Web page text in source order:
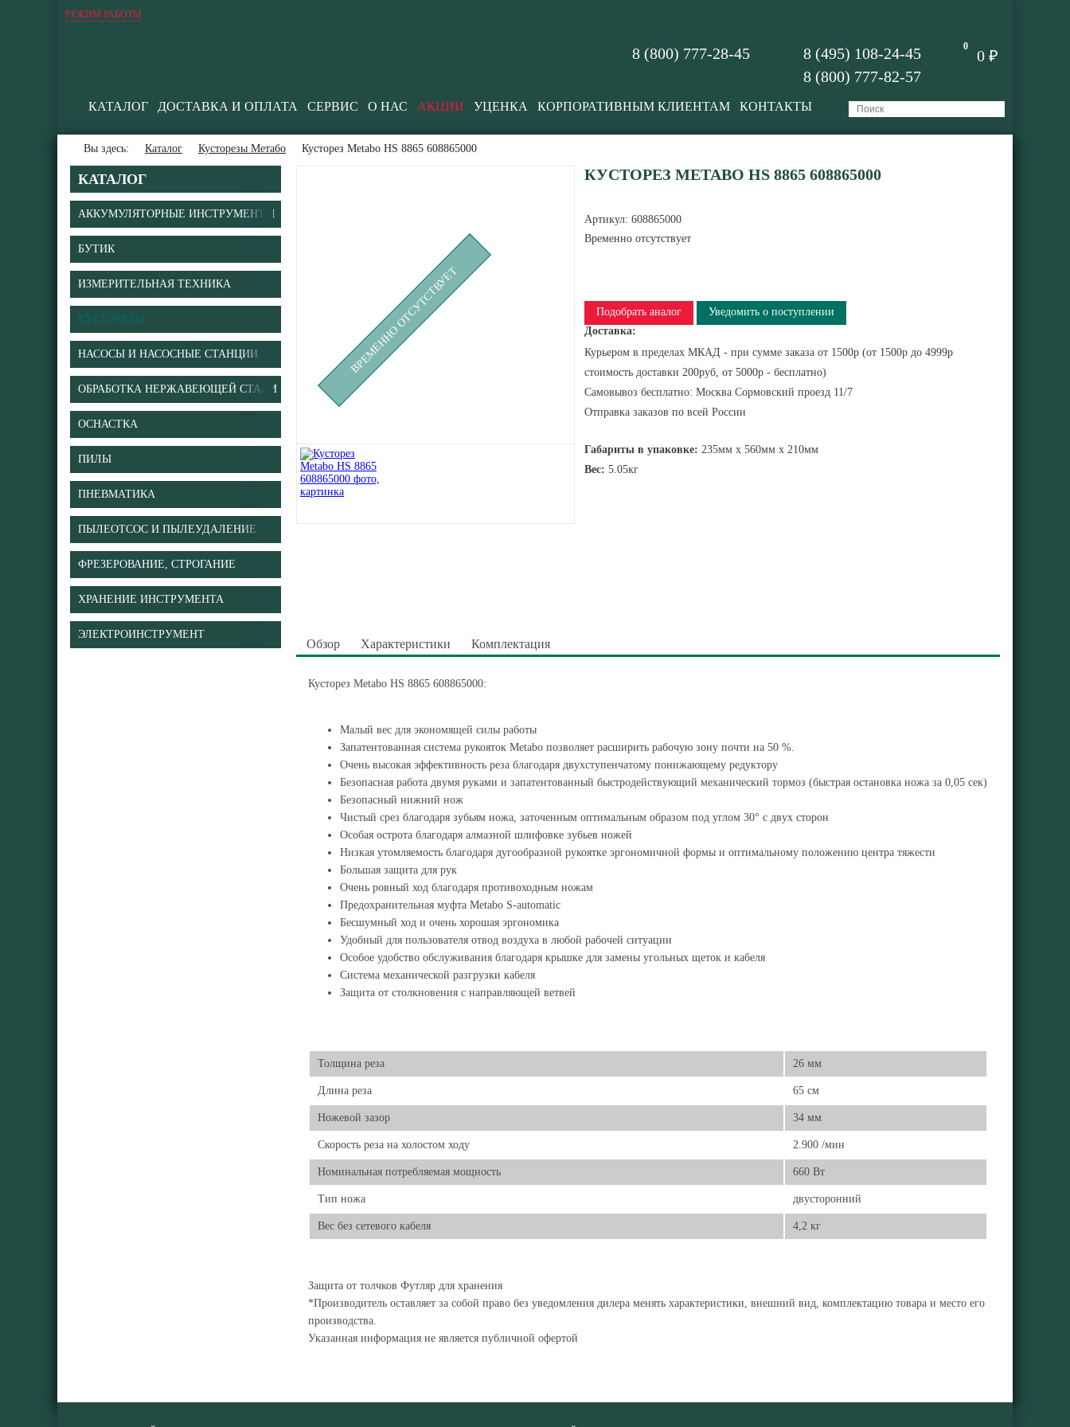
РЕЖИМ РАБОТЫ
0
0 ₽
8 (495) 108-24-45
8 (800) 777-82-57
8 (800) 777-28-45
КАТАЛОГ ДОСТАВКА И ОПЛАТА СЕРВИС О НАС АКЦИИ УЦЕНКА КОРПОРАТИВНЫМ КЛИЕНТАМ КОНТАКТЫ
Вы здесь: Каталог Кусторезы Метабо Кусторез Metabo HS 8865 608865000
КАТАЛОГ
АККУМУЛЯТОРНЫЕ ИНСТРУМЕНТЫ
БУТИК
ИЗМЕРИТЕЛЬНАЯ ТЕХНИКА
КУСТОРЕЗЫ
НАСОСЫ И НАСОСНЫЕ СТАНЦИИ
ОБРАБОТКА НЕРЖАВЕЮЩЕЙ СТАЛИ
ОСНАСТКА
ПИЛЫ
ПНЕВМАТИКА
ПЫЛЕОТСОС И ПЫЛЕУДАЛЕНИЕ
ФРЕЗЕРОВАНИЕ, СТРОГАНИЕ
ХРАНЕНИЕ ИНСТРУМЕНТА
ЭЛЕКТРОИНСТРУМЕНТ
ВРЕМЕННО ОТСУТСТВУЕТ
КУСТОРЕЗ METABO HS 8865 608865000
Артикул: 608865000
Временно отсутствует
Подобрать аналог
Уведомить о поступлении
Доставка:
Курьером в пределах МКАД - при сумме заказа от 1500р (от 1500р до 4999р
стоимость доставки 200руб, от 5000р - бесплатно)
Самовывоз бесплатно: Москва Сормовский проезд 11/7
Отправка заказов по всей России
Габариты в упаковке: 235мм x 560мм x 210мм
Вес: 5.05кг
Обзор Характеристики Комплектация
Кусторез Metabo HS 8865 608865000:
Малый вес для экономящей силы работы
Запатентованная система рукояток Metabo позволяет расширить рабочую зону почти на 50 %.
Очень высокая эффективность реза благодаря двухступенчатому понижающему редуктору
Безопасная работа двумя руками и запатентованный быстродействующий механический тормоз (быстрая остановка ножа за 0,05 сек)
Безопасный нижний нож
Чистый срез благодаря зубьям ножа, заточенным оптимальным образом под углом 30° с двух сторон
Особая острота благодаря алмазной шлифовке зубьев ножей
Низкая утомляемость благодаря дугообразной рукоятке эргономичной формы и оптимальному положению центра тяжести
Большая защита для рук
Очень ровный ход благодаря противоходным ножам
Предохранительная муфта Metabo S-automatic
Бесшумный ход и очень хорошая эргономика
Удобный для пользователя отвод воздуха в любой рабочей ситуации
Особое удобство обслуживания благодаря крышке для замены угольных щеток и кабеля
Система механической разгрузки кабеля
Защита от столкновения с направляющей ветвей
Толщина реза 26 мм
Длина реза 65 см
Ножевой зазор 34 мм
Скорость реза на холостом ходу 2.900 /мин
Номинальная потребляемая мощность 660 Вт
Тип ножа двусторонний
Вес без сетевого кабеля 4,2 кг
Защита от толчков Футляр для хранения
*Производитель оставляет за собой право без уведомления дилера менять характеристики, внешний вид, комплектацию товара и место его
производства.
Указанная информация не является публичной офертой